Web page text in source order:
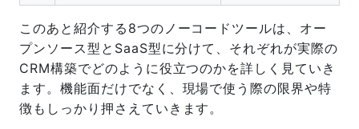
このあと紹介する8つのノーコードツールは、オー
プンソース型とSaaS型に分けて、それぞれが実際の
CRM構築でどのように役立つのかを詳しく見ていき
ます。機能面だけでなく、現場で使う際の限界や特
徴もしっかり押さえていきます。